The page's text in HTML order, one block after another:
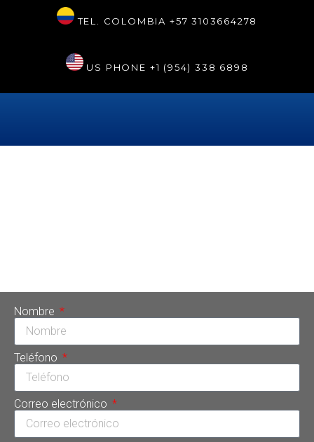
TEL. COLOMBIA +57 3103664278
US PHONE +1 (954) 338 6898
Nombre
Teléfono
Correo electrónico